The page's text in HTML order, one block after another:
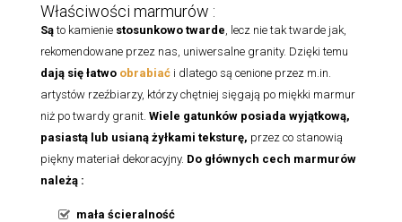
Właściwości marmurów :
Sąto kamienie stosunkowo twarde , lecz nie tak twarde jak,
rekomendowane przez nas, uniwersalne granity. Dzięki temu
dają się łatwo obrabiać i dlatego są cenione przez m.in.
artystów rzeźbiarzy, którzy chętniej sięgają po miękki marmur
niż po twardy granit. Wiele gatunków posiada wyjątkową,
pasiastą lub usianą żyłkami teksturę, przez co stanowią
piękny materiał dekoracyjny. Do głównych cech marmurów
należą :
mała ścieralność